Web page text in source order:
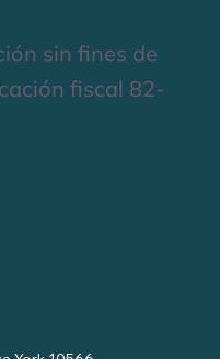
sin fines de
fiscal 82-